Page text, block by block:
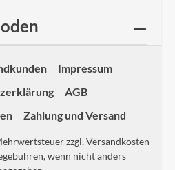
Impressum
AGB
Zahlung und Versand
zzgl.Versandkosten
wenn nicht anders